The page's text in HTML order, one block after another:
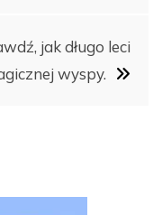
kjak długo leci
wyspy.